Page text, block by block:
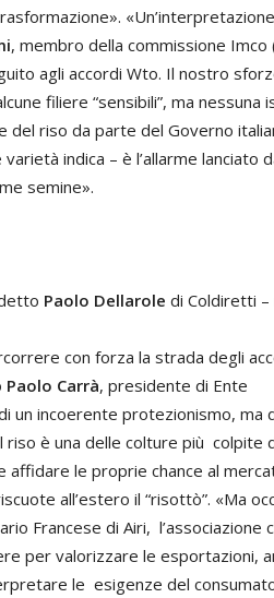
, membro della commissione
agli accordi Wto. Il nostro
filiere “sensibili”, ma
riso da parte del Governo
varietà indica – è l’allarme lanciato
semine».
Paolo Dellarole di Coldiretti
con forza la strada degli
Paolo Carrà, presidente di Ente
un incoerente protezionismo, ma
riso è una delle colture più colpite
affidare le proprie chance al
all’estero il “risottò”. «Ma
Francese di Airi, l’associazione
per valorizzare le esportazioni,
le esigenze del